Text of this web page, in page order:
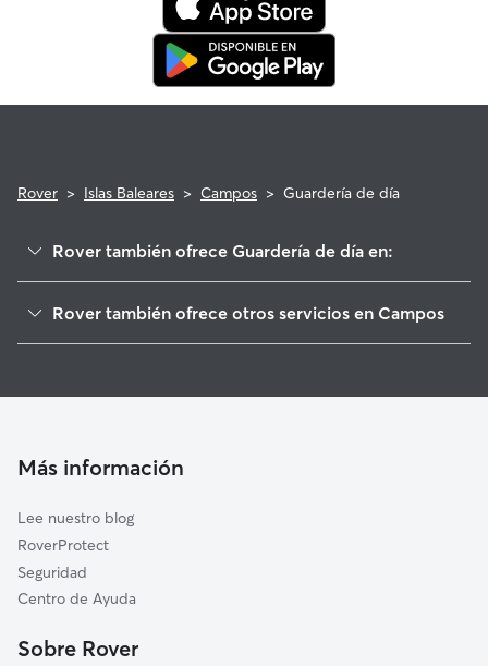
Rover > Islas Baleares > Campos > Guardería de día
Rover también ofrece Guardería de día en:
Montuïri
Vilafranca de Bonany
Sant Joan
Llucmajor
Lloret de Vistalegre
Manacor
Rover también ofrece otros servicios en Campos
Cuidadores a domicilio en Campos
Más información
Lee nuestro blog
RoverProtect
Seguridad
Centro de Ayuda
Sobre Rover